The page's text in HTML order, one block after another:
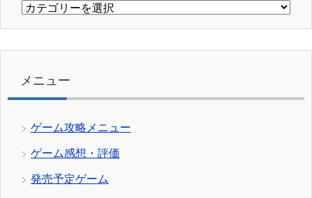
カ
リ
メニュー
ゲーム攻略メニュー
ゲーム感想・評価
発売予定ゲーム